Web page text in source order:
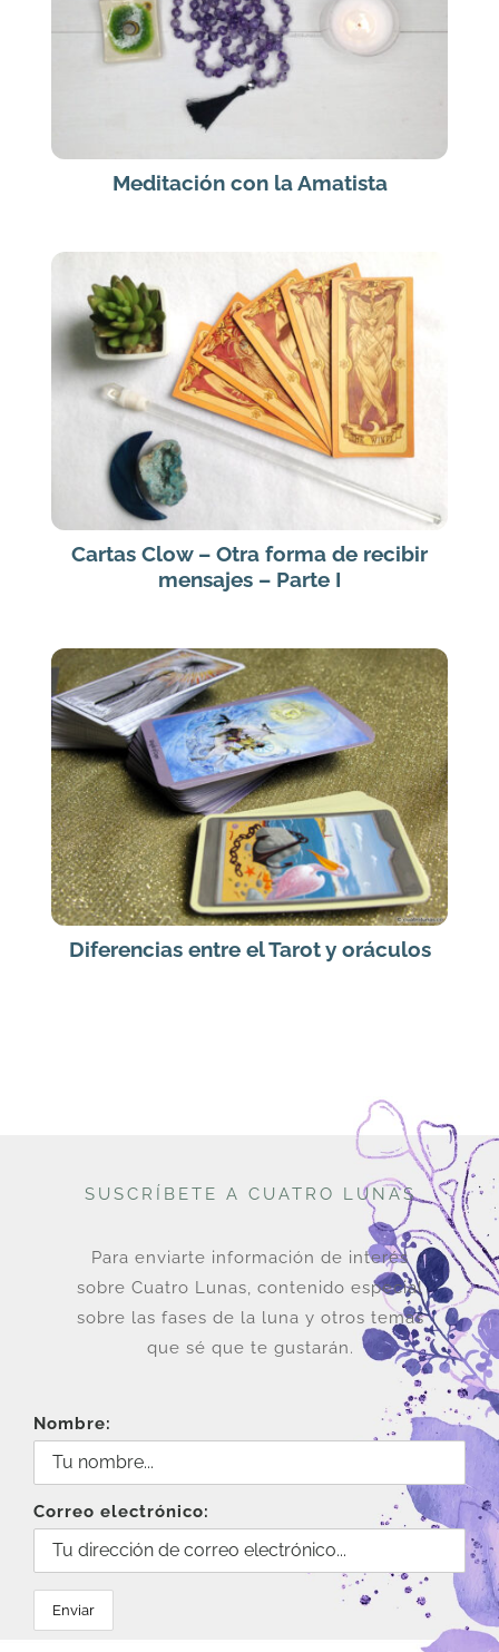
Meditación con la Amatista
Cartas Clow – Otra forma de recibir
mensajes – Parte I
Diferencias entre el Tarot y oráculos
SUSCRÍBETE A CUATRO LUNAS
Para enviarte información de interés
sobre Cuatro Lunas, contenido especial
sobre las fases de la luna y otros temas
que sé que te gustarán.
Nombre:
Correo electrónico: